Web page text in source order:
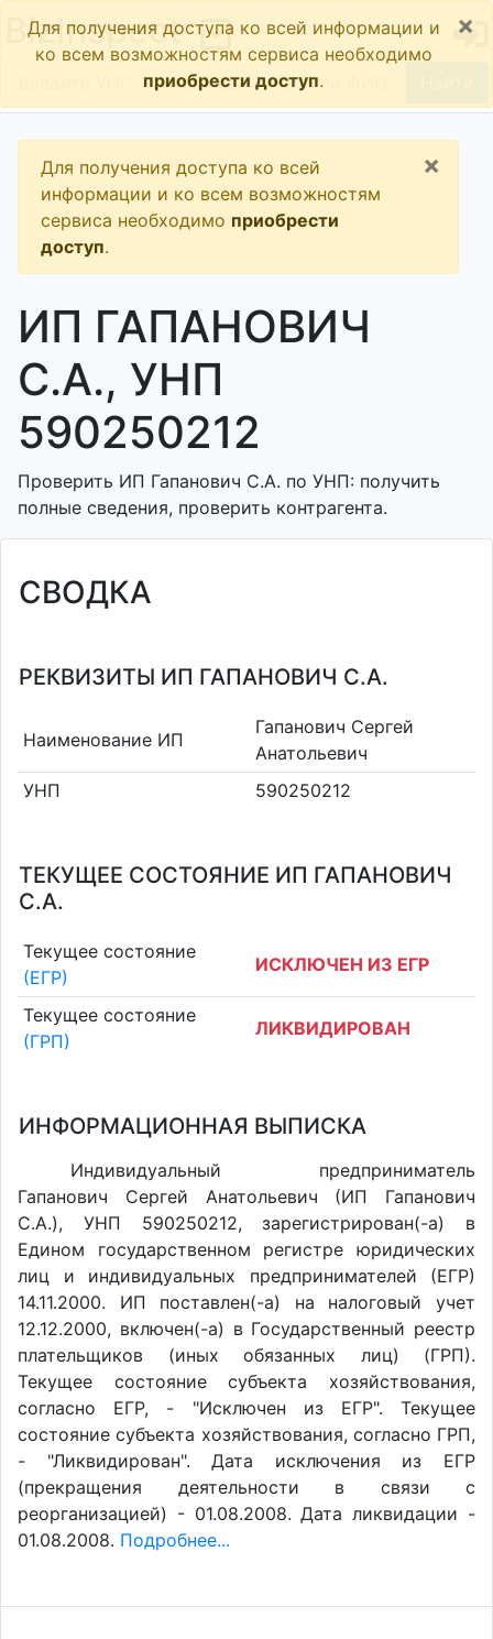
BizInspect
Для получения доступа ко всей информации и
ко всем возможностям сервиса необходимо
приобрести доступ.
×
Для получения доступа ко всей
информации и ко всем возможностям
сервиса необходимо приобрести
доступ.
×
ИП ГАПАНОВИЧ
С.А., УНП
590250212
Проверить ИП Гапанович С.А. по УНП: получить
полные сведения, проверить контрагента.
СВОДКА
РЕКВИЗИТЫ ИП ГАПАНОВИЧ С.А.
Наименование ИП
Гапанович Сергей
Анатольевич
УНП
590250212
ТЕКУЩЕЕ СОСТОЯНИЕ ИП ГАПАНОВИЧ
С.А.
Текущее состояние
(ЕГР)
ИСКЛЮЧЕН ИЗ ЕГР
Текущее состояние
(ГРП)
ЛИКВИДИРОВАН
ИНФОРМАЦИОННАЯ ВЫПИСКА
Индивидуальный предприниматель
Гапанович Сергей Анатольевич (ИП Гапанович
С.А.), УНП 590250212, зарегистрирован(-а) в
Едином государственном регистре юридических
лиц и индивидуальных предпринимателей (ЕГР)
14.11.2000. ИП поставлен(-a) на налоговый учет
12.12.2000, включен(-a) в Государственный реестр
плательщиков (иных обязанных лиц) (ГРП).
Текущее состояние субъекта хозяйствования,
согласно ЕГР, - "Исключен из ЕГР". Текущее
состояние субъекта хозяйствования, согласно ГРП,
- "Ликвидирован". Дата исключения из ЕГР
(прекращения деятельности в связи с
реорганизацией) - 01.08.2008. Дата ликвидации -
01.08.2008. Подробнее...